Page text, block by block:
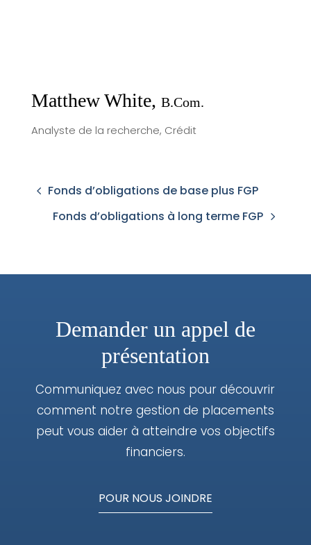
Matthew White, B.Com.
Analyste de la recherche, Crédit
Fonds d’obligations de base plus FGP
Fonds d’obligations à long terme FGP
Demander un appel de
présentation
Communiquez avec nous pour découvrir
comment notre gestion de placements
peut vous aider à atteindre vos objectifs
financiers.
POUR NOUS JOINDRE